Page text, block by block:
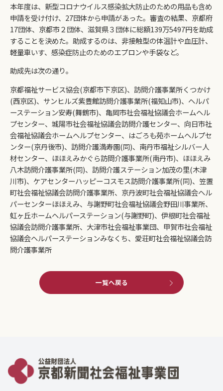
本年度は、新型コロナウイルス感染拡大防止のための用品も含め
申請を受け付け、27団体から申請があった。審査の結果、京都府
17団体、京都市２団体、滋賀県３団体に総額139万5497円を助成
することを決めた。助成するのは、非接触型の体温計や血圧計、
軽量車いす、感染症防止のためのエプロンや手袋など。
助成先は次の通り。
京都福祉サービス協会(京都市下京区)、訪問介護事業所くつかけ
(西京区)、サンヒルズ紫豊館訪問介護事業所(福知山市)、ヘルパ
ーステーション安寿(舞鶴市)、亀岡市社会福祉協議会ホームヘル
プセンター、城陽市社会福祉協議会訪問介護センター、向日市社
会福祉協議会ホームヘルプセンター、はごろも苑ホームヘルプセ
ンター(京丹後市)、訪問介護満寿園(同)、南丹市福祉シルバー人
材センター、ほほえみかぐら訪問介護事業所(南丹市)、ほほえみ
八木訪問介護事業所(同)、訪問介護ステーション加茂の里(木津
川市)、ケアセンターハッピーコスモス訪問介護事業所(同)、笠置
町社会福祉協議会訪問介護事業所、京丹波町社会福祉協議会ヘル
パーセンターほほえみ、与謝野町社会福祉協議会野田川事業所、
虹ヶ丘ホームヘルパーステーション(与謝野町)、伊根町社会福祉
協議会訪問介護事業所、大津市社会福祉事業団、甲賀市社会福祉
協議会ヘルパーステーションみなくち、愛荘町社会福祉協議会訪
問介護事業所
一覧へ戻る